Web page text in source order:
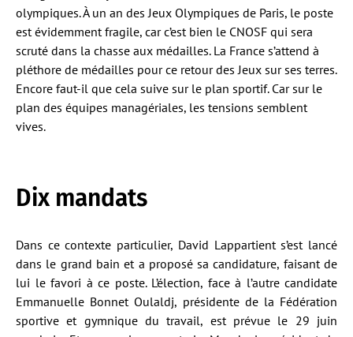
olympiques. À un an des Jeux Olympiques de Paris, le poste
est évidemment fragile, car c’est bien le CNOSF qui sera
scruté dans la chasse aux médailles. La France s’attend à
pléthore de médailles pour ce retour des Jeux sur ses terres.
Encore faut-il que cela suive sur le plan sportif. Car sur le
plan des équipes managériales, les tensions semblent
vives.
Dix mandats
Dans ce contexte particulier, David Lappartient s’est lancé
dans le grand bain et a proposé sa candidature, faisant de
lui le favori à ce poste. L’élection, face à l’autre candidate
Emmanuelle Bonnet Oulaldj, présidente de la Fédération
sportive et gymnique du travail, est prévue le 29 juin